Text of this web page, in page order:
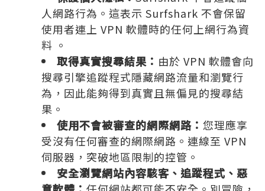
人網路行為。這表示 Surfshark 不會保留
使用者連上 VPN 軟體時的任何上網行為資
料 。
取得真實搜尋結果： 由於 VPN 軟體會向
搜尋引擎追蹤程式隱藏網路流量和瀏覽行
為，因此能夠得到真實且無偏見的搜尋結
果。
使用不會被審查的網際網路： 您理應享
受沒有任何審查的網際網路。連線至 VPN
伺服器，突破地區限制的控管。
安全瀏覽網站內容駭客、追蹤程式、惡